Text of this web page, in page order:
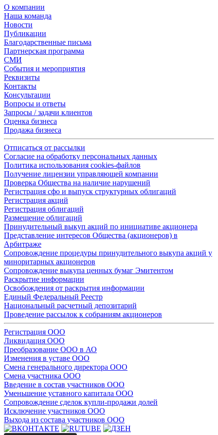
О компании
Наша команда
Новости
Публикации
Благодарственные письма
Партнерская программа
СМИ
События и мероприятия
Реквизиты
Контакты
Консультации
Вопросы и ответы
Запросы / задачи клиентов
Оценка бизнеса
Продажа бизнеса
Отписаться от рассылки
Согласие на обработку персональных данных
Политика использования cookies-файлов
Получение лицензии управляющей компании
Проверка Общества на наличие нарушений
Регистрация сфо и выпуск структурных облигаций
Регистрация акций
Регистрация облигаций
Размещение облигаций
Принудительный выкуп акций по инициативе акционера
Представление интересов Общества (акционеров) в
Арбитраже
Сопровождение процедуры принудительного выкупа акций у
миноритарных акционеров
Сопровождение выкупа ценных бумаг Эмитентом
Раскрытие информации
Освобождения от раскрытия информации
Единый Федеральный Реестр
Национальный расчетный депозитарий
Проведение рассылок к собраниям акционеров
Регистрация ООО
Ликвидация ООО
Преобразование ООО в АО
Изменения в уставе ООО
Смена генерального директора ООО
Смена участника ООО
Введение в состав участников ООО
Уменьшение уставного капитала ООО
Сопровождение сделок купли-продажи долей
Исключение участников ООО
Выхода из состава участников ООО